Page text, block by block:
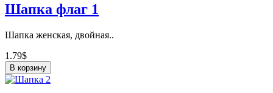
Шапка флаг 1
Шапка женская, двойная..
1.79$
В корзину